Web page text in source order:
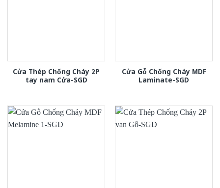
Cửa Thép Chống Cháy 2P
tay nam Cửa-SGD
Cửa Gỗ Chống Cháy MDF
Laminate-SGD